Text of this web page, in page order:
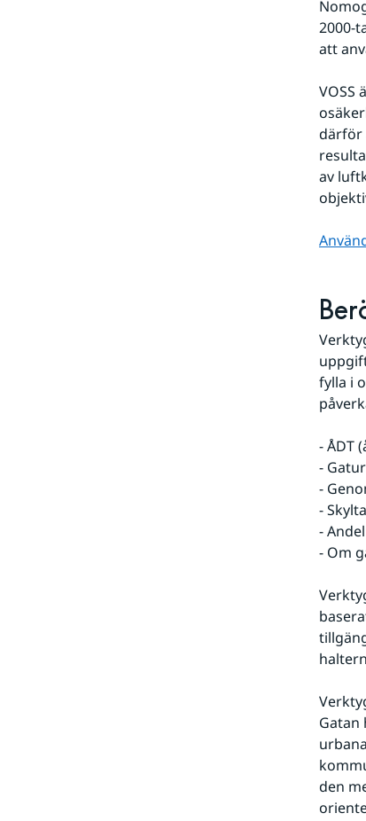
2000-
att
VOSS
därför
av
fylla i
- ÅDT
-
-
-
-
- Om
Gatan
den